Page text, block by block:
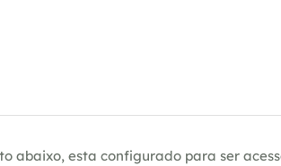
abaixo, esta configurado para ser